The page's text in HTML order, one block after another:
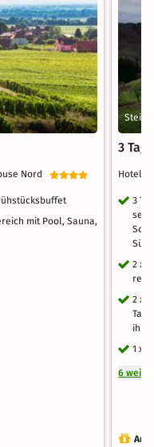
Nord
mit Pool, Sauna,
3
Hotel-
3
seit
2 x
2 x
1 x
6